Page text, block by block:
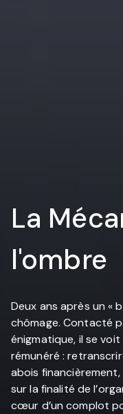
La
l'ombre
Deux ans après un «
chômage. Contacté
énigmatique, il se
rémunéré :
abois
sur la finalité de
cœur d’un complot